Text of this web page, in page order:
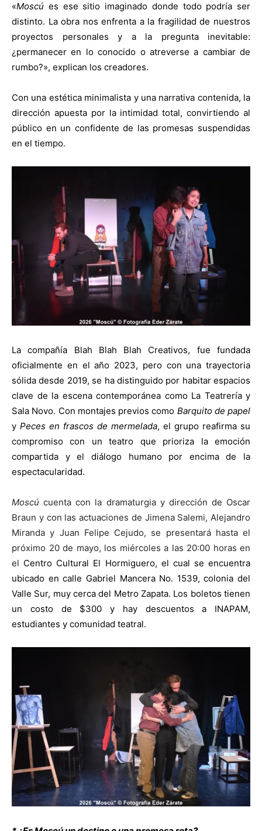
«Moscú es ese sitio imaginado donde todo podría ser
distinto. La obra nos enfrenta a la fragilidad de nuestros
proyectos personales y a la pregunta inevitable:
¿permanecer en lo conocido o atreverse a cambiar de
rumbo?», explican los creadores.
Con una estética minimalista y una narrativa contenida, la
dirección apuesta por la intimidad total, convirtiendo al
público en un confidente de las promesas suspendidas
en el tiempo.
La compañía Blah Blah Blah Creativos, fue fundada
oficialmente en el año 2023, pero con una trayectoria
sólida desde 2019, se ha distinguido por habitar espacios
clave de la escena contemporánea como La Teatrería y
Sala Novo. Con montajes previos como Barquito de papel
y Peces en frascos de mermelada, el grupo reafirma su
compromiso con un teatro que prioriza la emoción
compartida y el diálogo humano por encima de la
espectacularidad.
Moscú cuenta con la dramaturgia y dirección de Oscar
Braun y con las actuaciones de Jimena Salemi, Alejandro
Miranda y Juan Felipe Cejudo, se presentará hasta el
próximo 20 de mayo, los miércoles a las 20:00 horas en
el Centro Cultural El Hormiguero, el cual se encuentra
ubicado en calle Gabriel Mancera No. 1539, colonia del
Valle Sur, muy cerca del Metro Zapata. Los boletos tienen
un costo de $300 y hay descuentos a INAPAM,
estudiantes y comunidad teatral.